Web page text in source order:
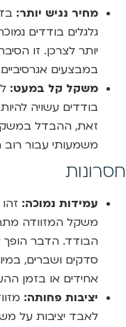
מחיר נגיש יותר:
גלגלים בודדים
יותר לצרכן. זו
במבצעים
משקל קל במעט:
בודדים עשויה
זאת, ההבדל במשקל
משמעותי עבור רוב
חסרונות
עמידות נמוכה:
משקל המזוודה
הבודד. הדבר הופך
סדקים ושברים,
אחידים או בזמן
יציבות פחותה:
לאבד יציבות על